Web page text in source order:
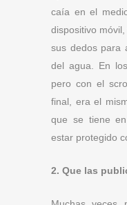
caía en el
dispositivo
sus dedos para
del agua. En
pero con el
final, era el
que se tiene
estar protegido
2. Que las